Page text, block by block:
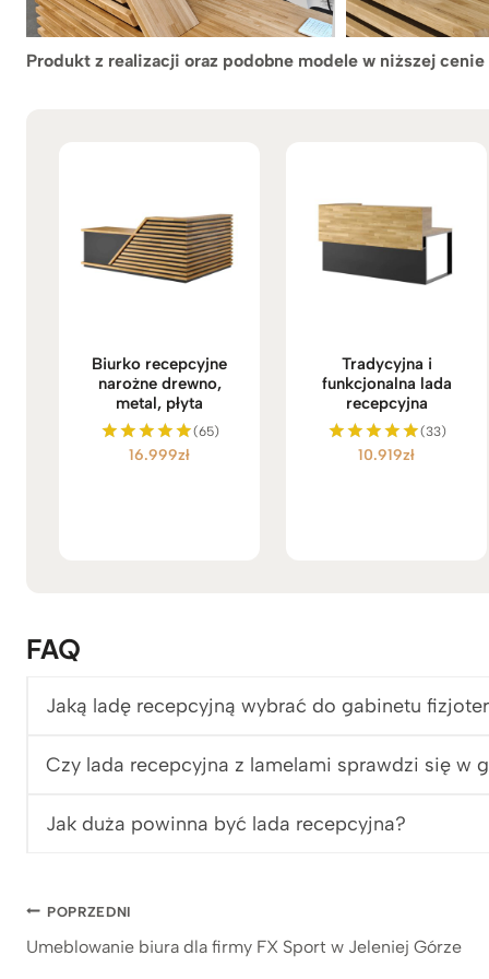
Produkt z realizacji oraz podobne modele w niższej cenie
Biurko recepcyjne
narożne drewno,
metal, płyta
Oceniono
(65)
16.999zł
Tradycyjna i
funkcjonalna lada
recepcyjna
Oceniono
(33)
10.919zł
FAQ
Jaką ladę recepcyjną wybrać do gabinetu
Czy lada recepcyjna z lamelami sprawdzi się w
Jak duża powinna być lada recepcyjna?
Nawigacja
wpisu
POPRZEDNI
Umeblowanie biura dla firmy FX Sport w Jeleniej Górze